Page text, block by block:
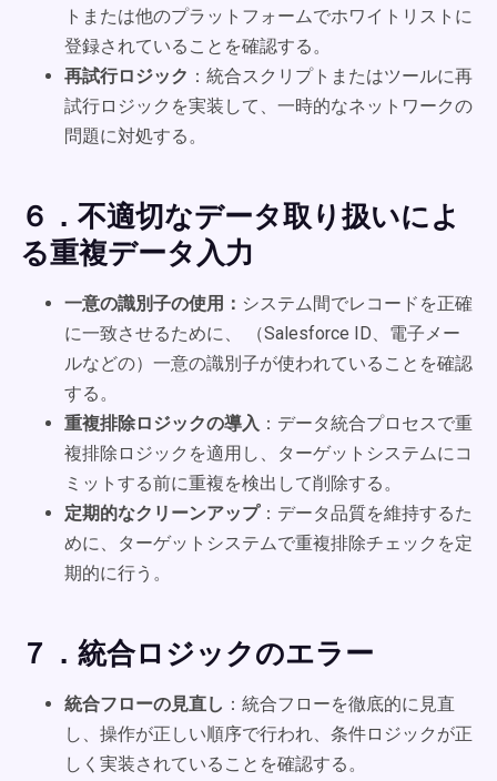
トまたは他のプラットフォームでホワイトリストに
登録されていることを確認する。
再試行ロジック ：統合スクリプトまたはツールに再
試行ロジックを実装して、一時的なネットワークの
問題に対処する。
６．不適切なデータ取り扱いによ
る重複データ入力
一意の識別子の使用： システム間でレコードを正確
に一致させるために、 （Salesforce ID、電子メー
ルなどの）一意の識別子が使われていることを確認
する。
重複排除ロジックの導入 ：データ統合プロセスで重
複排除ロジックを適用し、ターゲットシステムにコ
ミットする前に重複を検出して削除する。
定期的なクリーンアップ：データ品質を維持するた
めに、ターゲットシステムで重複排除チェックを定
期的に行う。
７．統合ロジックのエラー
統合フローの見直し ：統合フローを徹底的に見直
し、操作が正しい順序で行われ、条件ロジックが正
しく実装されていることを確認する。